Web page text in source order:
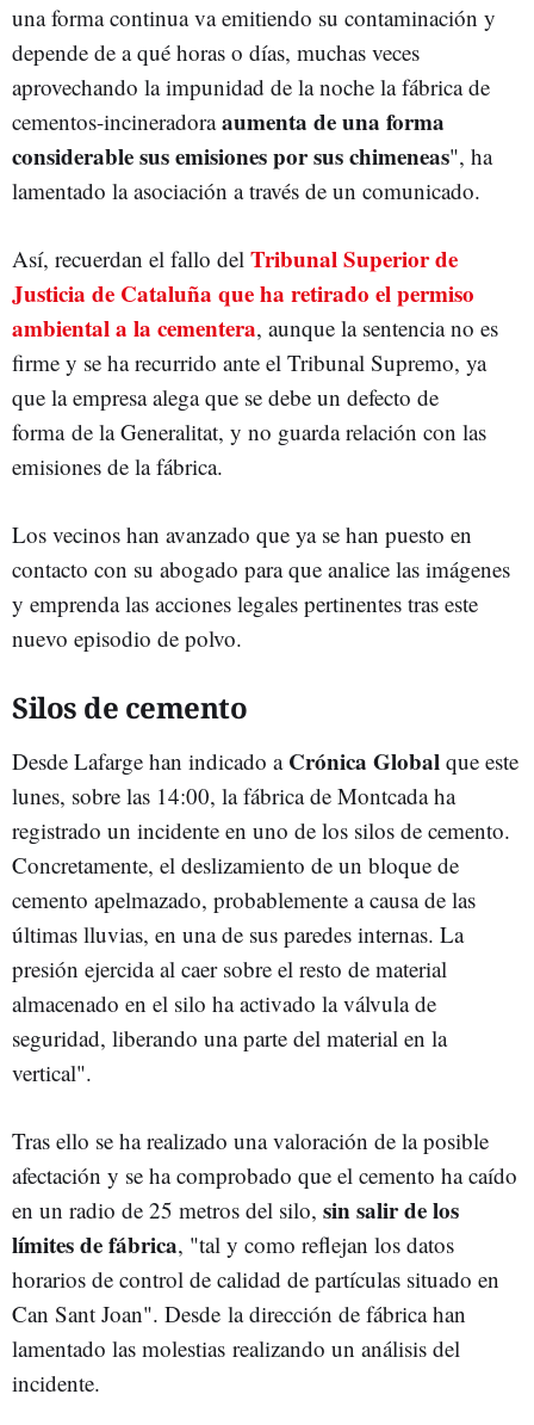
una forma continua va emitiendo su contaminación y
depende de a qué horas o días, muchas veces
aprovechando la impunidad de la noche la fábrica de
cementos-incineradoraaumenta de una forma
considerable sus emisiones por sus chimeneas", ha
lamentado la asociación a través de un comunicado.
Así, recuerdan el fallo del Tribunal Superior de
Justicia de Cataluña que ha retirado el permiso
ambiental a la cementera, aunque la sentencia no es
firme y se ha recurrido ante el Tribunal Supremo, ya
que la empresa alega que se debe un defecto de
forma de la Generalitat, y no guarda relación con las
emisiones de la fábrica.
Los vecinos han avanzado que ya se han puesto en
contacto con su abogado para que analice las imágenes
y emprenda las acciones legales pertinentes tras este
nuevo episodio de polvo.
Silos de cemento
Desde Lafarge han indicado a Crónica Global que este
lunes, sobre las 14:00, la fábrica de Montcada ha
registrado un incidente en uno de los silos de cemento.
Concretamente, el deslizamiento de un bloque de
cemento apelmazado, probablemente a causa de las
últimas lluvias, en una de sus paredes internas. La
presión ejercida al caer sobre el resto de material
almacenado en el silo ha activado la válvula de
seguridad, liberando una parte del material en la
vertical".
Tras ello se ha realizado una valoración de la posible
afectación y se ha comprobado que el cemento ha caído
en un radio de 25 metros del silo, sin salir de los
límites de fábrica, "tal y como reflejan los datos
horarios de control de calidad de partículas situado en
Can Sant Joan". Desde la dirección de fábrica han
lamentado las molestias realizando un análisis del
incidente.